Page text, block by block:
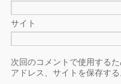
サイト
次回のコメントで使用する
アドレス、サイトを保存する